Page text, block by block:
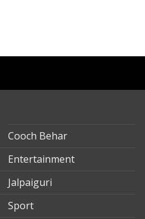
Cooch Behar
Entertainment
Jalpaiguri
Sport